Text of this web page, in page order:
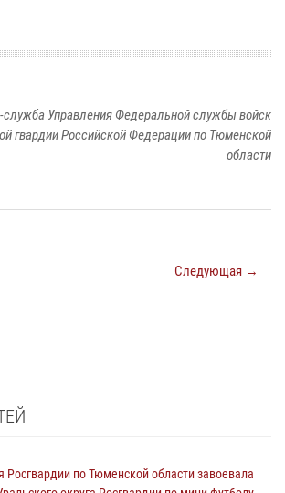
служба Управления Федеральной службы войск
гвардии Российской Федерации по Тюменской
области
Следующая →
Росгвардии по Тюменской области завоевала